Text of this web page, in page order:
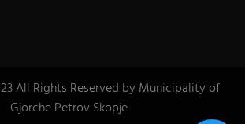
All Rights Reserved by Municipality of
Gjorche Petrov Skopje